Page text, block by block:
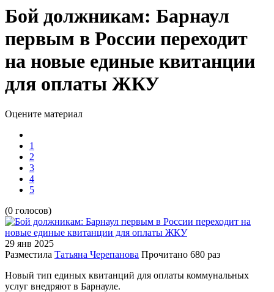
Бой должникам: Барнаул
первым в России переходит
на новые единые квитанции
для оплаты ЖКУ
Оцените материал
1
2
3
4
5
(0 голосов)
29 янв 2025
Разместила Татьяна Черепанова Прочитано 680 раз
Новый тип единых квитанций для оплаты коммунальных
услуг внедряют в Барнауле.